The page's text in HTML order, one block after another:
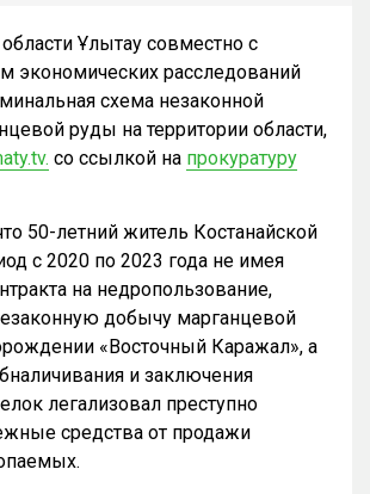
Ұлытау совместно с
экономических расследований
схема незаконной
руды на территории области,
со ссылкой на прокуратуру
50-летний житель Костанайской
с 2020 по 2023 года не имея
на недропользование,
добычу марганцевой
«Восточный Каражал», а
и заключения
легализовал преступно
средства от продажи